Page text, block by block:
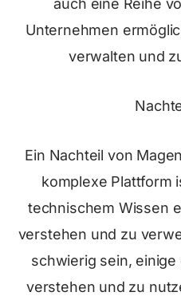
auch eine Reihe
Unternehmen
verwalten und
Ein Nachteil von
komplexe Plattform
technischem Wissen
verstehen und zu
schwierig sein,
verstehen und zu